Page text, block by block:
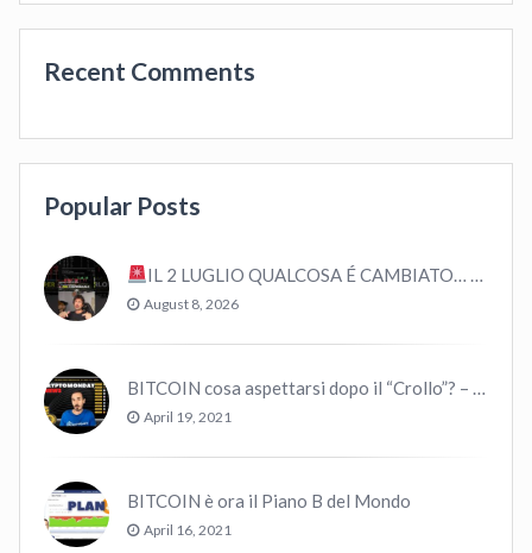
Recent Comments
Popular Posts
IL 2 LUGLIO QUALCOSA É CAMBIATO… #bitcoin #crypto #trading
August 8, 2026
BITCOIN cosa aspettarsi dopo il “Crollo”? – CryptoMonday NEWS w16/’21
April 19, 2021
BITCOIN è ora il Piano B del Mondo
April 16, 2021